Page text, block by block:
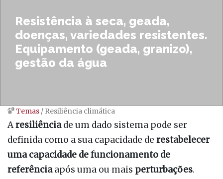
Resistência à seca, geada,
doenças, variedades resistentes.
Equipamento (geada, granizo),
gestão da água
Ir para:navegação,procurar
Temas / Resiliência climática
Aresiliênciade um dado sistema pode ser
definida como a sua capacidade de restabelecer
uma capacidade de funcionamento de
referênciaapós uma ou mais perturbações.